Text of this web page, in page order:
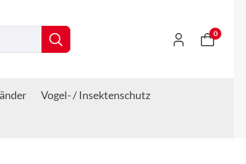
0
Vogel- / Insektenschutz